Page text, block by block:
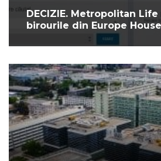
DECIZIE. Metropolitan
birourile din Europe House